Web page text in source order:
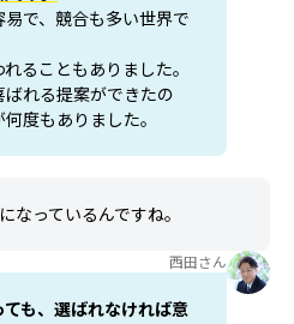
で、競合も多い世界で
ることもありました。
ばれる提案ができたの
度もありました。
なっているんですね。
西田さん
も、選ばれなければ意